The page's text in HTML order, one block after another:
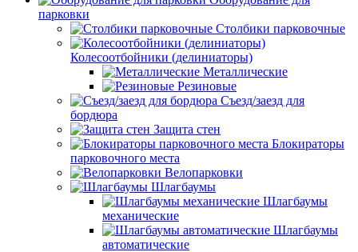
парковки
Столбики парковочные
Колесоотбойники (делиниаторы)
Металлические
Резиновые
Съезд/заезд для
бордюра
Защита стен
Блокираторы
парковочного места
Велопарковки
Шлагбаумы
Шлагбаумы
механические
Шлагбаумы
автоматические